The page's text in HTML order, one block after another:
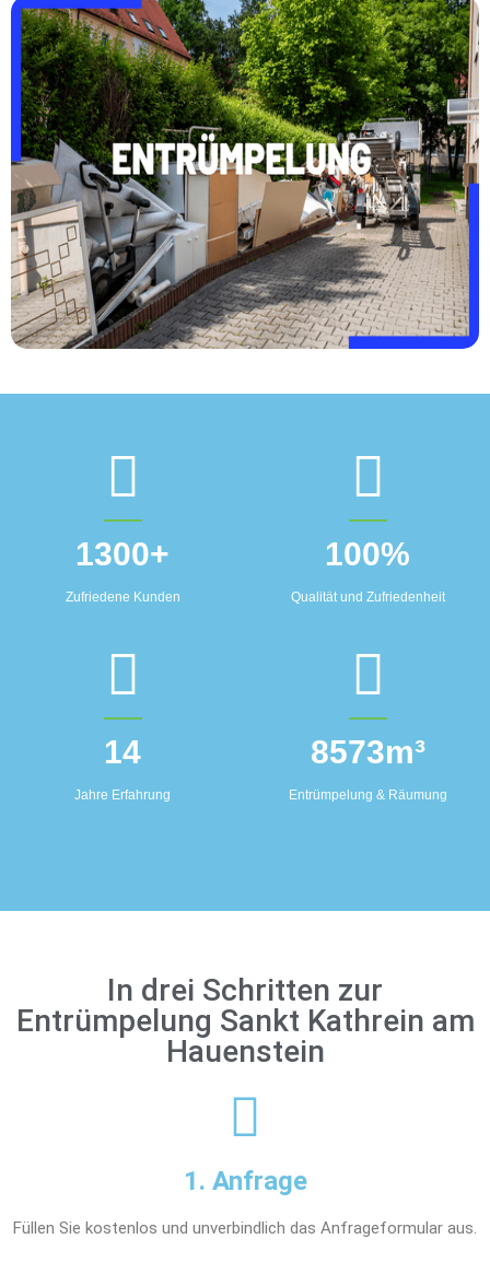
1300+
Zufriedene Kunden
100%
Qualität und Zufriedenheit
14
Jahre Erfahrung
8573m³
Entrümpelung & Räumung
In drei Schritten zur
Entrümpelung Sankt Kathrein am
Hauenstein
1. Anfrage
Füllen Sie kostenlos und unverbindlich das Anfrageformular aus.